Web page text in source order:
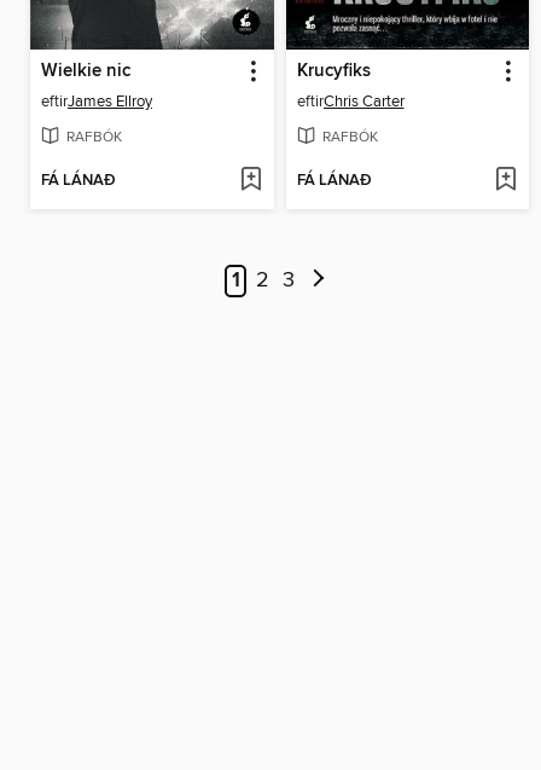
Wielkie nic
eftirJames Ellroy
RAFBÓK
FÁ LÁNAÐ
Krucyfiks
eftirChris Carter
RAFBÓK
FÁ LÁNAÐ
1 2 3